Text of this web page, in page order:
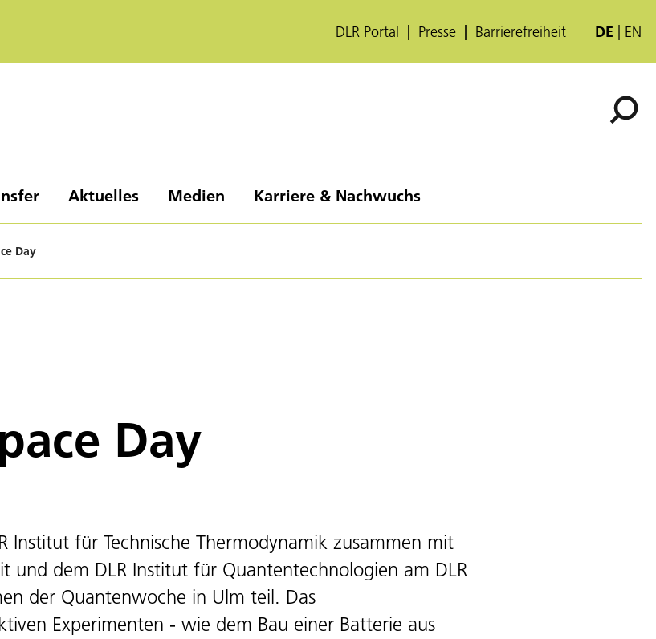
DLR Portal Presse Barrierefreiheit DE EN
Aktuelles Medien Karriere & Nachwuchs
Day
Day
Institut für Technische Thermodynamik zusammen mit
und dem DLR Institut für Quantentechnologien am DLR
der Quantenwoche in Ulm teil. Das
Experimenten - wie dem Bau einer Batterie aus